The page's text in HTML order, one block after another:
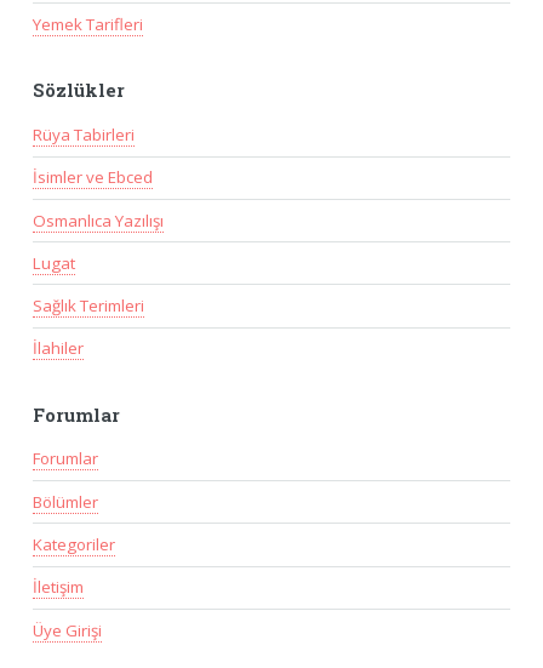
Yemek Tarifleri
Sözlükler
Rüya Tabirleri
İsimler ve Ebced
Osmanlıca Yazılışı
Lugat
Sağlık Terimleri
İlahiler
Forumlar
Forumlar
Bölümler
Kategoriler
İletişim
Üye Girişi